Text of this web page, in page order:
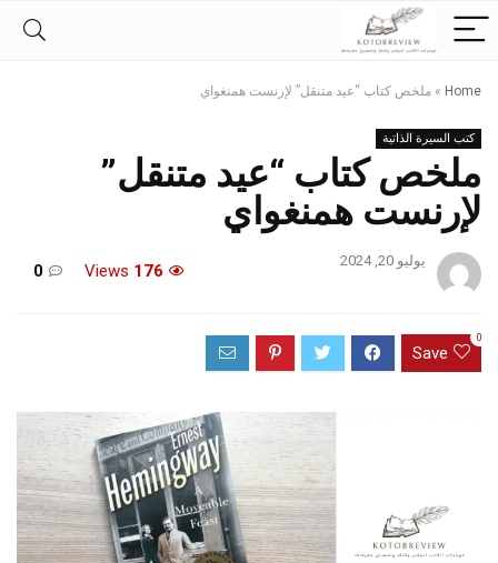
Home
» ملخص كتاب “عيد متنقل” لإرنست همنغواي
كتب السيرة الذاتية
ملخص كتاب “عيد متنقل”
لإرنست همنغواي
يوليو 20, 2024
176
0
Save
0